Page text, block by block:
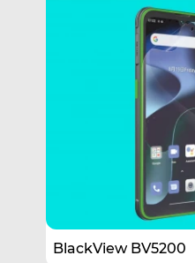
BlackView BV5200